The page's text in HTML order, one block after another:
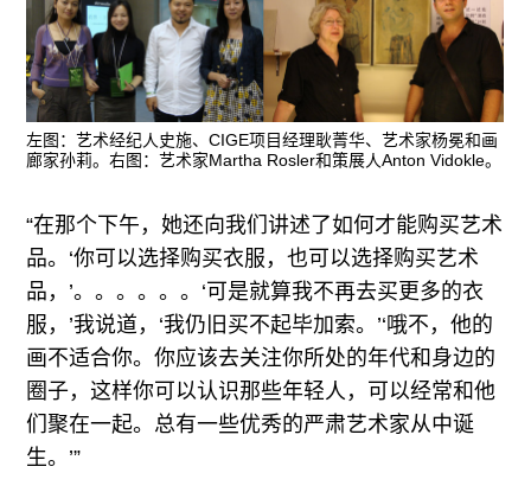
左图：艺术经纪人史施、CIGE项目经理耿菁华、艺术家杨冕和画
廊家孙莉。右图：艺术家Martha Rosler和策展人Anton Vidokle。
“在那个下午，她还向我们讲述了如何才能购买艺术
品。‘你可以选择购买衣服，也可以选择购买艺术
品，’。。。。。。‘可是就算我不再去买更多的衣
服，’我说道，‘我仍旧买不起毕加索。’‘哦不，他的
画不适合你。你应该去关注你所处的年代和身边的
圈子，这样你可以认识那些年轻人，可以经常和他
们聚在一起。总有一些优秀的严肃艺术家从中诞
生。’”